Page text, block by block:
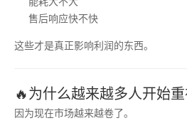
售后响应快不快
这些才是真正影响利润的东西。
🔥为什么越来越多人开始重
因为现在市场越来越卷了。